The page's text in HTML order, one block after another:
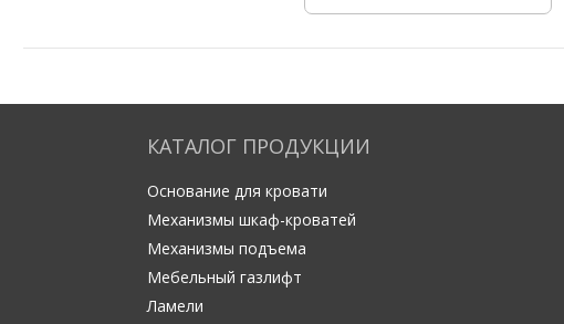
КАТАЛОГ ПРОДУКЦИИ
Основание для кровати
Механизмы шкаф-кроватей
Механизмы подъема
Мебельный газлифт
Ламели